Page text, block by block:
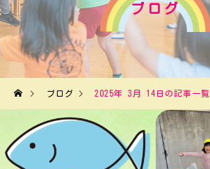
ブログ
ブログ 2025年 3月 14日の記事一覧